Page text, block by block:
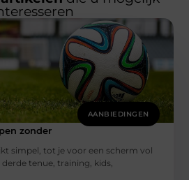
AANBIEDINGEN
zonder
simpel, tot je voor een scherm vol
tenue, training, kids,